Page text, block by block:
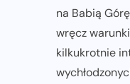
na Babią
wręcz
kilkukrotnie